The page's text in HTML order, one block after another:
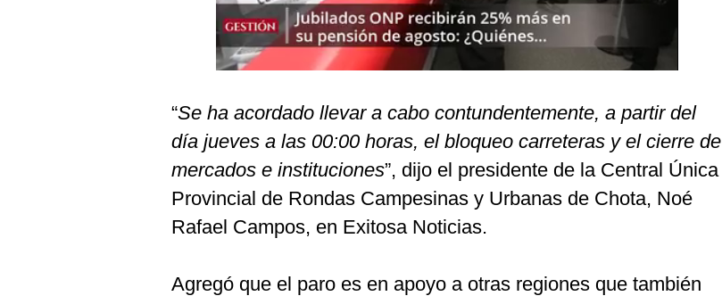
“Se ha acordado llevar a cabo contundentemente, a partir del
día jueves a las 00:00 horas, el bloqueo carreteras y el cierre de
mercados e instituciones”, dijo el presidente de la Central Única
Provincial de Rondas Campesinas y Urbanas de Chota, Noé
Rafael Campos, en Exitosa Noticias.
Agregó que el paro es en apoyo a otras regiones que también